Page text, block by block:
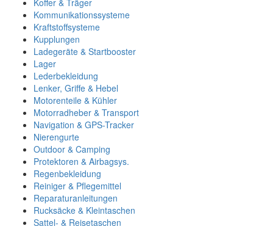
Koffer & Träger
Kommunikationssysteme
Kraftstoffsysteme
Kupplungen
Ladegeräte & Startbooster
Lager
Lederbekleidung
Lenker, Griffe & Hebel
Motorenteile & Kühler
Motorradheber & Transport
Navigation & GPS-Tracker
Nierengurte
Outdoor & Camping
Protektoren & Airbagsys.
Regenbekleidung
Reiniger & Pflegemittel
Reparaturanleitungen
Rucksäcke & Kleintaschen
Sattel- & Reisetaschen